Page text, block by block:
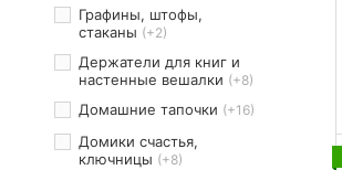
Графины, штофы,
стаканы (+2)
Держатели для книг и
настенные вешалки (+8)
Домашние тапочки (+16)
Домики счастья,
ключницы (+8)